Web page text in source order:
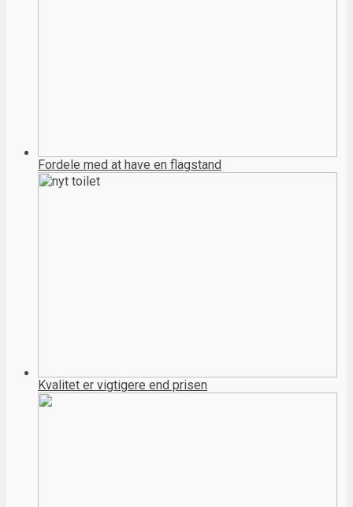
Fordele med at have en flagstand
Kvalitet er vigtigere end prisen